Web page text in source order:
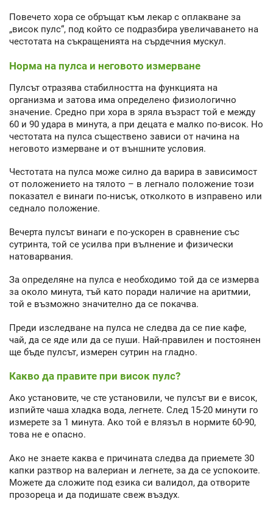
Повечето хора се обръщат към лекар с оплакване за
„висок пулс“, под който се подразбира увеличаването на
честотата на съкращенията на сърдечния мускул.
Норма на пулса и неговото измерване
Пулсът отразява стабилността на функцията на
организма и затова има определено физиологично
значение. Средно при хора в зряла възраст той е между
60 и 90 удара в минута, а при децата е малко по-висок. Но
честотата на пулса съществено зависи от начина на
неговото измерване и от външните условия.
Честотата на пулса може силно да варира в зависимост
от положението на тялото – в легнало положение този
показател е винаги по-нисък, отколкото в изправено или
седнало положение.
Вечерта пулсът винаги е по-ускорен в сравнение със
сутринта, той се усилва при вълнение и физически
натоварвания.
За определяне на пулса е необходимо той да се измерва
за около минута, тъй като поради наличие на аритмии,
той е възможно значително да се покачва.
Преди изследване на пулса не следва да се пие кафе,
чай, да се яде или да се пуши. Най-правилен и постоянен
ще бъде пулсът, измерен сутрин на гладно.
Какво да правите при висок пулс?
Ако установите, че сте установили, че пулсът ви е висок,
изпийте чаша хладка вода, легнете. След 15-20 минути го
измерете за 1 минута. Ако той е влязъл в нормите 60-90,
това не е опасно.
Ако не знаете каква е причината следва да приемете 30
капки разтвор на валериан и легнете, за да се успокоите.
Можете да сложите под езика си валидол, да отворите
прозореца и да подишате свеж въздух.